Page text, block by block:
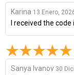
Karina 13 Enero,
I received the
Sanya Ivanov 30